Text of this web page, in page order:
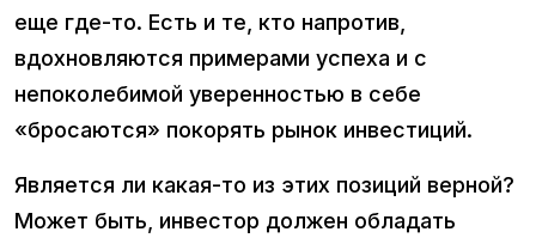
еще где-то. Есть и те, кто напротив,
вдохновляются примерами успеха и с
непоколебимой уверенностью в себе
«бросаются» покорять рынок инвестиций.
Является ли какая-то из этих позиций верной?
Может быть, инвестор должен обладать